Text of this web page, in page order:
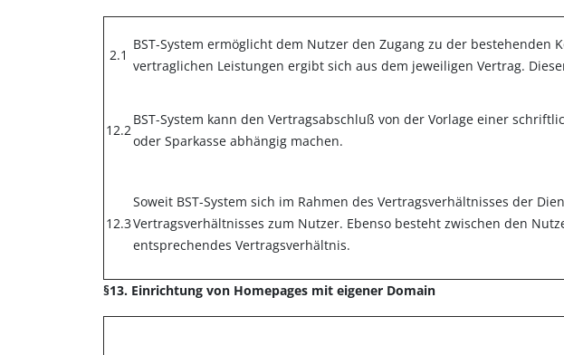
2.1
BST-System ermöglicht dem Nutzer den Zugang zu der
vertraglichen Leistungen ergibt sich aus dem jeweiligen Vertrag.
12.2
BST-System kann den Vertragsabschluß von der Vorlage einer
oder Sparkasse abhängig machen.
12.3
Soweit BST-System sich im Rahmen des Vertragsverhältnisses der
Vertragsverhältnisses zum Nutzer. Ebenso besteht zwischen den
entsprechendes Vertragsverhältnis.
§13. Einrichtung von Homepages mit eigener Domain